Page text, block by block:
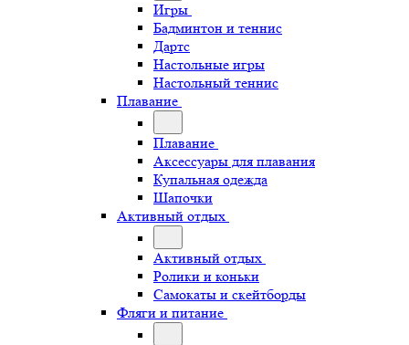
Игры
Бадминтон и теннис
Дартс
Настольные игры
Настольный теннис
Плавание
Плавание
Аксессуары для плавания
Купальная одежда
Шапочки
Активный отдых
Активный отдых
Ролики и коньки
Самокаты и скейтборды
Фляги и питание